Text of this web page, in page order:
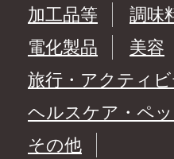
加工品等
調味
電化製品
美容
旅行・アクティビ
ヘルスケア・ペッ
その他